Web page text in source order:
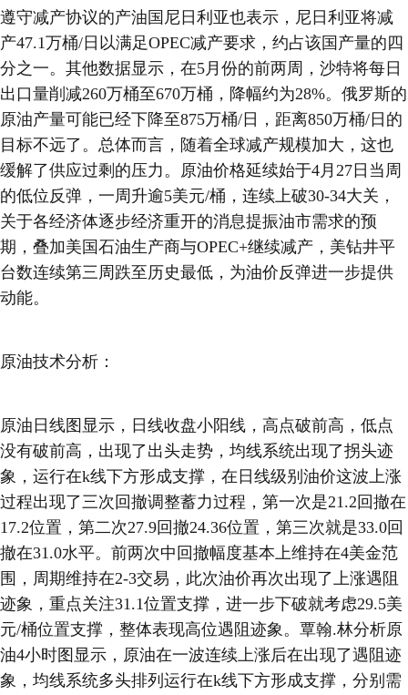
遵守减产协议的产油国尼日利亚也表示，尼日利亚将减
产47.1万桶/日以满足OPEC减产要求，约占该国产量的四
分之一。其他数据显示，在5月份的前两周，沙特将每日
出口量削减260万桶至670万桶，降幅约为28%。俄罗斯的
原油产量可能已经下降至875万桶/日，距离850万桶/日的
目标不远了。总体而言，随着全球减产规模加大，这也
缓解了供应过剩的压力。原油价格延续始于4月27日当周
的低位反弹，一周升逾5美元/桶，连续上破30-34大关，
关于各经济体逐步经济重开的消息提振油市需求的预
期，叠加美国石油生产商与OPEC+继续减产，美钻井平
台数连续第三周跌至历史最低，为油价反弹进一步提供
动能。
原油技术分析：
原油日线图显示，日线收盘小阳线，高点破前高，低点
没有破前高，出现了出头走势，均线系统出现了拐头迹
象，运行在k线下方形成支撑，在日线级别油价这波上涨
过程出现了三次回撤调整蓄力过程，第一次是21.2回撤在
17.2位置，第二次27.9回撤24.36位置，第三次就是33.0回
撤在31.0水平。前两次中回撤幅度基本上维持在4美金范
围，周期维持在2-3交易，此次油价再次出现了上涨遇阻
迹象，重点关注31.1位置支撑，进一步下破就考虑29.5美
元/桶位置支撑，整体表现高位遇阻迹象。覃翰.林分析原
油4小时图显示，原油在一波连续上涨后在出现了遇阻迹
象，均线系统多头排列运行在k线下方形成支撑，分别需